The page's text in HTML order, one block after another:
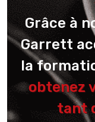
Grâce à
Garrett
la
obtenez
tant